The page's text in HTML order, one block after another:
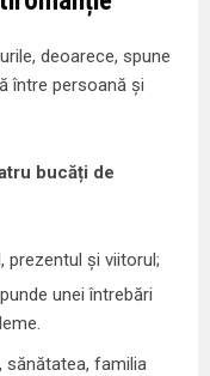
deoarece, spune
între persoană și
bucăți de
prezentul și viitorul;
unei întrebări
sănătatea, familia